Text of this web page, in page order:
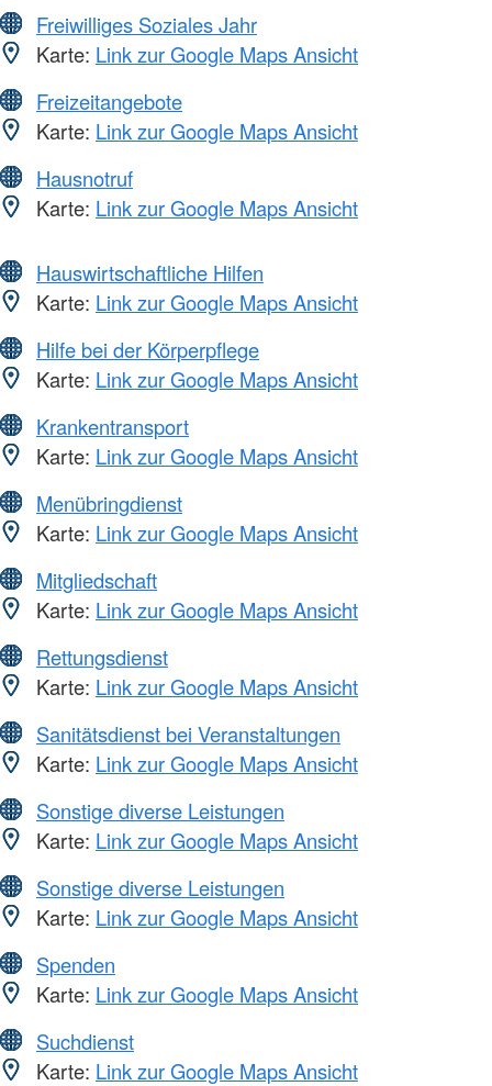
Freiwilliges Soziales Jahr
Karte: Link zur Google Maps Ansicht
Freizeitangebote
Karte: Link zur Google Maps Ansicht
Hausnotruf
Karte: Link zur Google Maps Ansicht
Hauswirtschaftliche Hilfen
Karte: Link zur Google Maps Ansicht
Hilfe bei der Körperpflege
Karte: Link zur Google Maps Ansicht
Krankentransport
Karte: Link zur Google Maps Ansicht
Menübringdienst
Karte: Link zur Google Maps Ansicht
Mitgliedschaft
Karte: Link zur Google Maps Ansicht
Rettungsdienst
Karte: Link zur Google Maps Ansicht
Sanitätsdienst bei Veranstaltungen
Karte: Link zur Google Maps Ansicht
Sonstige diverse Leistungen
Karte: Link zur Google Maps Ansicht
Sonstige diverse Leistungen
Karte: Link zur Google Maps Ansicht
Spenden
Karte: Link zur Google Maps Ansicht
Suchdienst
Karte: Link zur Google Maps Ansicht